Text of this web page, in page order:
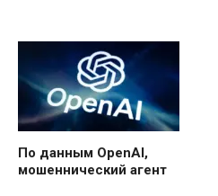
По данным OpenAI,
мошеннический агент